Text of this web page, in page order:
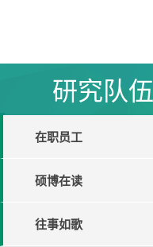
研究队伍
在职员工
硕博在读
往事如歌